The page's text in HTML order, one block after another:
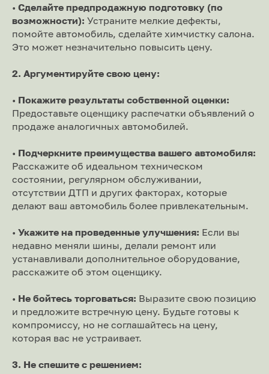
• Сделайте предпродажную подготовку (по
возможности): Устраните мелкие дефекты,
помойте автомобиль, сделайте химчистку салона.
Это может незначительно повысить цену.
2. Аргументируйте свою цену:
• Покажите результаты собственной оценки:
Предоставьте оценщику распечатки объявлений о
продаже аналогичных автомобилей.
• Подчеркните преимущества вашего автомобиля:
Расскажите об идеальном техническом
состоянии, регулярном обслуживании,
отсутствии ДТП и других факторах, которые
делают ваш автомобиль более привлекательным.
• Укажите на проведенные улучшения: Если вы
недавно меняли шины, делали ремонт или
устанавливали дополнительное оборудование,
расскажите об этом оценщику.
• Не бойтесь торговаться: Выразите свою позицию
и предложите встречную цену. Будьте готовы к
компромиссу, но не соглашайтесь на цену,
которая вас не устраивает.
3. Не спешите с решением: